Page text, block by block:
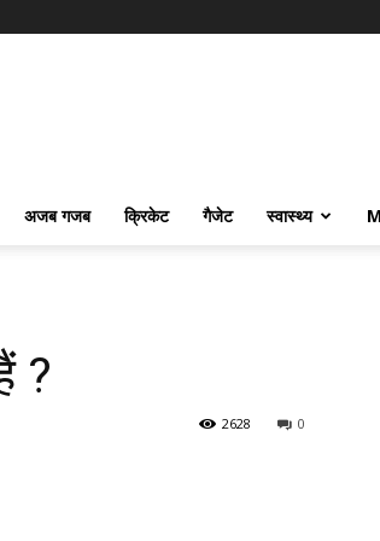
अजब गजब क्रिकेट गैजेट स्वास्थ्य
?
0
2628